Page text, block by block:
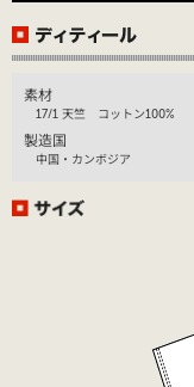
素材
17/1 天竺 コットン100%
製造国
中国・カンボジア